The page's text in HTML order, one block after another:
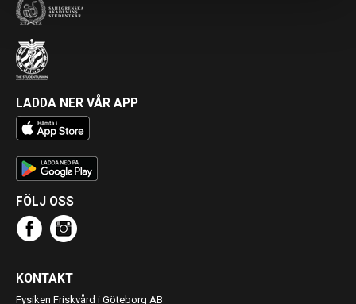
LADDA NER VÅR APP
FÖLJ OSS
KONTAKT
Fysiken Friskvård i Göteborg AB